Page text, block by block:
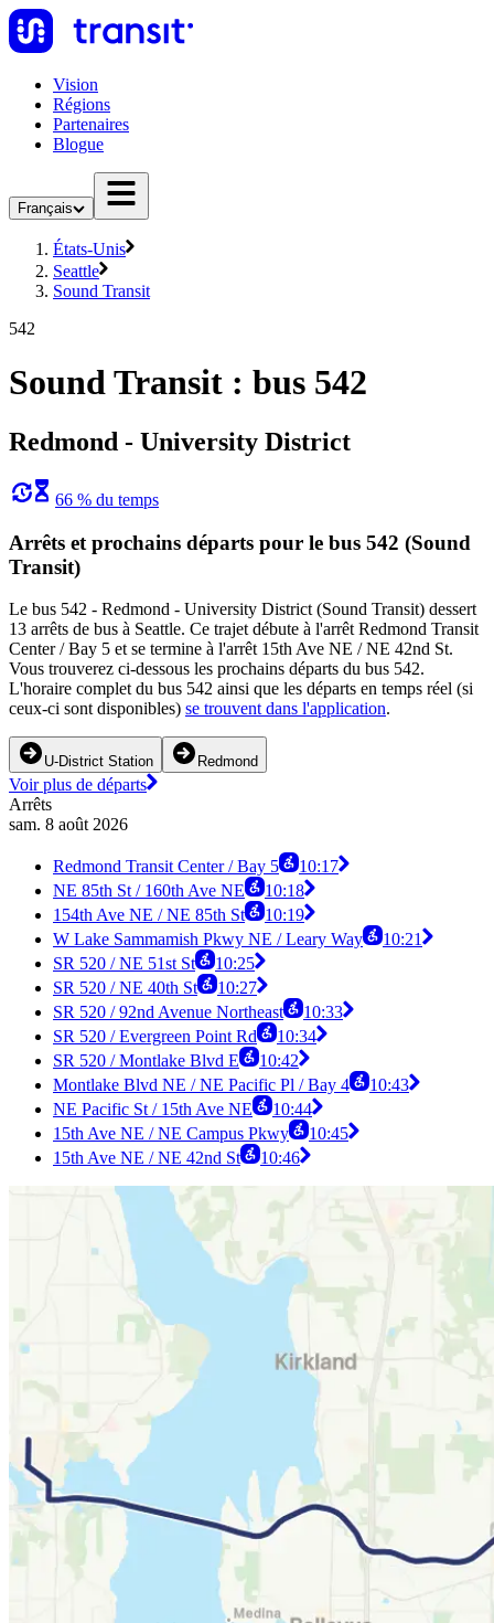
Vision
Régions
Partenaires
Blogue
Français
États-Unis
Seattle
Sound Transit
542
Sound Transit : bus 542
Redmond - University District
66 % du temps
Arrêts et prochains départs pour le bus 542 (Sound
Transit)
Le bus 542 - Redmond - University District (Sound Transit) dessert
13 arrêts de bus à Seattle. Ce trajet débute à l'arrêt Redmond Transit
Center / Bay 5 et se termine à l'arrêt 15th Ave NE / NE 42nd St.
Vous trouverez ci-dessous les prochains départs du bus 542.
L'horaire complet du bus 542 ainsi que les départs en temps réel (si
ceux-ci sont disponibles) se trouvent dans l'application.
U-District Station Redmond
Voir plus de départs
Arrêts
sam. 8 août 2026
Redmond Transit Center / Bay 5
10:17
NE 85th St / 160th Ave NE
10:18
154th Ave NE / NE 85th St
10:19
W Lake Sammamish Pkwy NE / Leary Way
10:21
SR 520 / NE 51st St
10:25
SR 520 / NE 40th St
10:27
SR 520 / 92nd Avenue Northeast
10:33
SR 520 / Evergreen Point Rd
10:34
SR 520 / Montlake Blvd E
10:42
Montlake Blvd NE / NE Pacific Pl / Bay 4
10:43
NE Pacific St / 15th Ave NE
10:44
15th Ave NE / NE Campus Pkwy
10:45
15th Ave NE / NE 42nd St
10:46